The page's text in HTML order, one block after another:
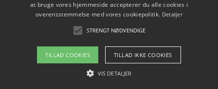
Hold et møde med en WordPress ekspert og vælg den
mest professionelle til at vedligeholde din løsning
Copyright 2026 - Pilanto Aps
Om / kontakt
at bruge vores hjemmeside accepterer du alle cookies i
overensstemmelse med vores cookiepolitik. Detaljer
STRENGT NØDVENDIGE
TILLAD COOKIES TILLAD IKKE COOKIES
VIS DETALJER